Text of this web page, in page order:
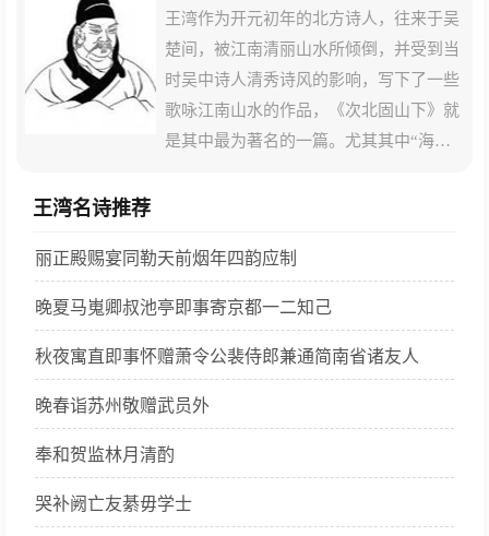
王湾作为开元初年的北方诗人，往来于吴
楚间，被江南清丽山水所倾倒，并受到当
时吴中诗人清秀诗风的影响，写下了一些
歌咏江南山水的作品，《次北固山下》就
是其中最为著名的一篇。尤其其中“海日
范。由此，这两句诗中表现的那种壮阔高
残夜，一句能令万古传”，表达出极度钦
羡之情。
王湾名诗推荐
丽正殿赐宴同勒天前烟年四韵应制
晚夏马嵬卿叔池亭即事寄京都一二知己
秋夜寓直即事怀赠萧令公裴侍郎兼通简南省诸友人
晚春诣苏州敬赠武员外
奉和贺监林月清酌
哭补阙亡友綦毋学士